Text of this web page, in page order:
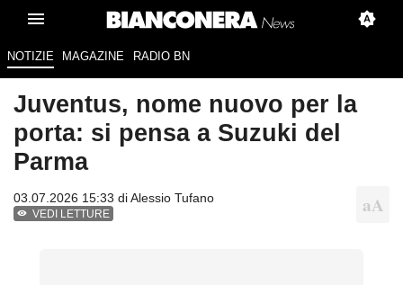
NOTIZIE MAGAZINE RADIO BN
Juventus, nome nuovo per la
porta: si pensa a Suzuki del
Parma
03.07.2026 15:33 diAlessio Tufano
VEDI LETTURE